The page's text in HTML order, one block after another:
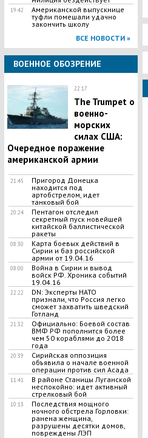
19:42
Американской выпускнице
туфли помешали удачно
закончить школу
ВСЕ НОВОСТИ »
ВОЕННОЕ ОБОЗРЕНИЕ
22:17
The Trumpet о
военно-
морских
силах США:
Очередное поражение
американской армии
21:45
Пригород Донецка
находится под
артобстрелом, идет
танковый бой
20:24
Пентагон отследил
секретный пуск новейшей
китайской баллистической
ракеты
08:30
Карта боевых действий в
Сирии и баз российской
армии от 19.04.16
08:00
Война в Сирии и вывод
войск РФ. Хроника событий
19.04.16
22:22
DN: Эксперты НАТО
признали, что Россия легко
сможет захватить шведский
Готланд
21:32
Официально: Боевой состав
ВМФ РФ пополнится более
чем 50 кораблями до 2018
года
20:39
Сирийская оппозиция
объявила о начале военной
операции против сил Асада
11:41
В районе Станицы Луганской
неспокойно: идет активный
стрелковый бой
10:13
Последствия мощного
ночного обстрела Горловки:
ранена женщина,
разрушены десятки домов,
повреждены ЛЭП